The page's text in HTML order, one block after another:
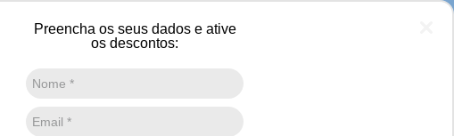
Preencha os seus dados e ative
os descontos: